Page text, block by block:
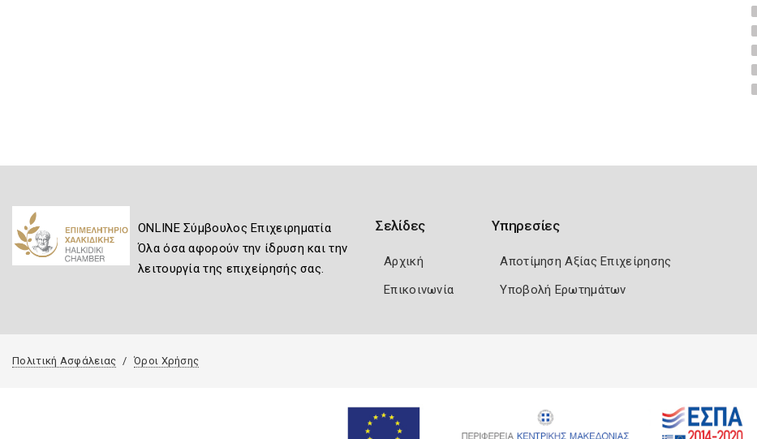
ONLINE Σύμβουλος Επιχειρηματία
Όλα όσα αφορούν την ίδρυση και την
λειτουργία της επιχείρησής σας.
Σελίδες
Αρχική
Επικοινωνία
Υπηρεσίες
Αποτίμηση Αξίας Επιχείρησης
Υποβολή Ερωτημάτων
Πολιτική Ασφάλειας Όροι Χρήσης